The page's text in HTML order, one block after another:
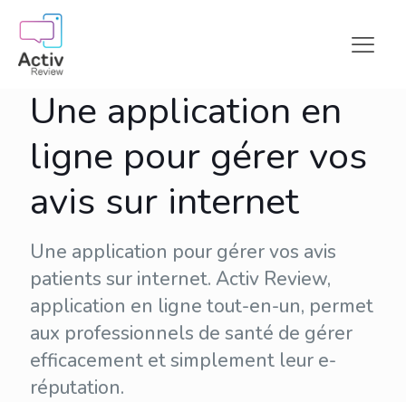
Une application en
ligne pour gérer vos
avis sur internet
Une application pour gérer vos avis
patients sur internet. Activ Review,
application en ligne tout-en-un, permet
aux professionnels de santé de gérer
efficacement et simplement leur e-
réputation.